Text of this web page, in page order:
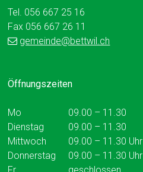
Tel. 056 667 25 16
Fax 056 667 26 11
gemeinde@bettwil.ch
Öffnungszeiten
Mo 09.00 – 11.30
Dienstag
09.00 – 11.30
Mittwoch
09.00 – 11.30 Uhr
Donnerstag
09.00 – 11.30 Uhr